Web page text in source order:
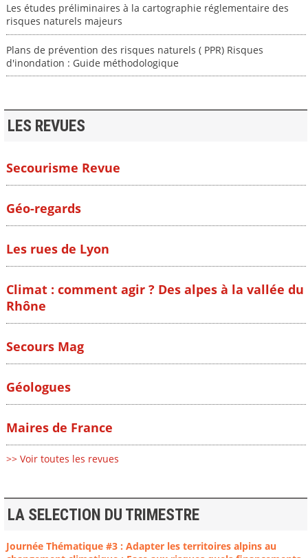
Les études préliminaires à la cartographie réglementaire des
risques naturels majeurs
Plans de prévention des risques naturels ( PPR) Risques
d'inondation : Guide méthodologique
LES REVUES
Secourisme Revue
Géo-regards
Les rues de Lyon
Climat : comment agir ? Des alpes à la vallée du
Rhône
Secours Mag
Géologues
Maires de France
>> Voir toutes les revues
LA SELECTION DU TRIMESTRE
Journée Thématique #3 : Adapter les territoires alpins au